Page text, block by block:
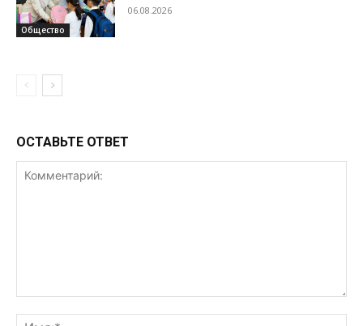
Общество
06.08.2026
ОСТАВЬТЕ ОТВЕТ